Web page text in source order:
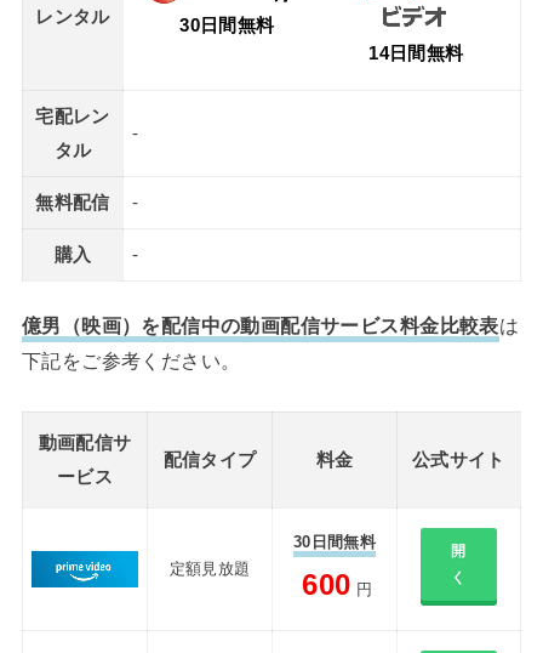
レンタル
30日間無料
14日間無料
宅配レン
タル
-
無料配信 -
購入 -
億男（映画）を配信中の動画配信サービス料金比較表は
下記をご参考ください。
動画配信サ
ービス
配信タイプ 料金 公式サイト
定額見放題
30日間無料
600 円
開
く